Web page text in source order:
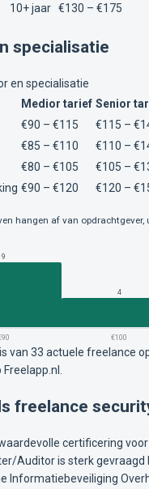
10+ jaar €130 – €175
specialisatie
en specialisatie
Medior tarief Senior
€90 – €115
€115 –
€85 – €110
€110 –
€80 – €105
€105 –
€90 – €120 €120 –
hangen af van opdrachtgever,
9
4
€100
van 33 actuele freelance
freelance
certificering
Auditor is sterk gevraagd
Informatiebeveiliging